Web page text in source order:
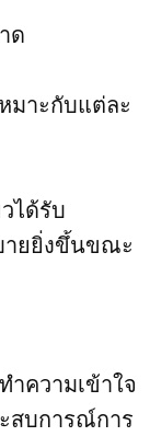
ด
มาะกับแต่ละ
ได้รับ
ายยิ่งขึ้นขณะ
ำความเข้าใจ
สบการณ์การ